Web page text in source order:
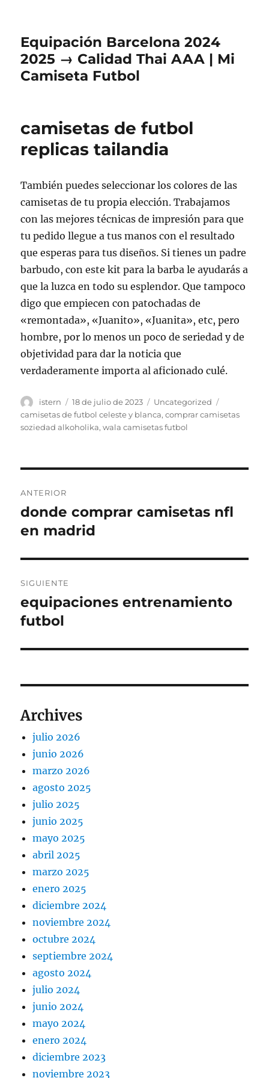
Equipación Barcelona 2024
2025 → Calidad Thai AAA | Mi
Camiseta Futbol
camisetas de futbol
replicas tailandia
También puedes seleccionar los colores de las
camisetas de tu propia elección. Trabajamos
con las mejores técnicas de impresión para que
tu pedido llegue a tus manos con el resultado
que esperas para tus diseños. Si tienes un padre
barbudo, con este kit para la barba le ayudarás a
que la luzca en todo su esplendor. Que tampoco
digo que empiecen con patochadas de
«remontada», «Juanito», «Juanita», etc, pero
hombre, por lo menos un poco de seriedad y de
objetividad para dar la noticia que
verdaderamente importa al aficionado culé.
Autor
istern
Publicado
el
18 de julio de 2023 Categorías
Uncategorized
camisetas de futbol celeste y blanca,comprar camisetas
soziedad alkoholika,wala camisetas futbol
de
entradas
ANTERIOR
Entrada
anterior:
donde comprar camisetas nfl
en madrid
SIGUIENTE
Entrada
siguiente:
equipaciones entrenamiento
futbol
Archives
julio 2026
junio 2026
marzo 2026
agosto 2025
julio 2025
junio 2025
mayo 2025
abril 2025
marzo 2025
enero 2025
diciembre 2024
noviembre 2024
octubre 2024
septiembre 2024
agosto 2024
julio 2024
junio 2024
mayo 2024
enero 2024
diciembre 2023
noviembre 2023